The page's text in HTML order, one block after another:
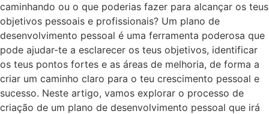
caminhando ou o que poderias fazer para alcançar os teus
objetivos pessoais e profissionais? Um plano de
desenvolvimento pessoal é uma ferramenta poderosa que
pode ajudar-te a esclarecer os teus objetivos, identificar
os teus pontos fortes e as áreas de melhoria, de forma a
criar um caminho claro para o teu crescimento pessoal e
sucesso. Neste artigo, vamos explorar o processo de
criação de um plano de desenvolvimento pessoal que irá